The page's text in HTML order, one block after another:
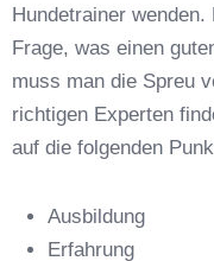
Anschrift
Hundetrainer
Frage, was einen
muss man die Spreu
richtigen Experten
auf die folgenden
Ausbildung
Erfahrung